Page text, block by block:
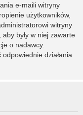
e-maili witryny
użytkowników,
witryny
były w niej zawarte
o nadawcy.
działania.